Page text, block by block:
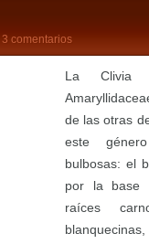
3 comentarios
La Clivia
de las otras
este
bulbosas: el
por la base
raíces